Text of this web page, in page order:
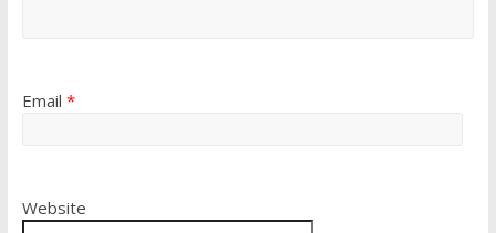
Email *
Website